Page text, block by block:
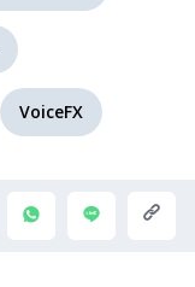
VoiceFX